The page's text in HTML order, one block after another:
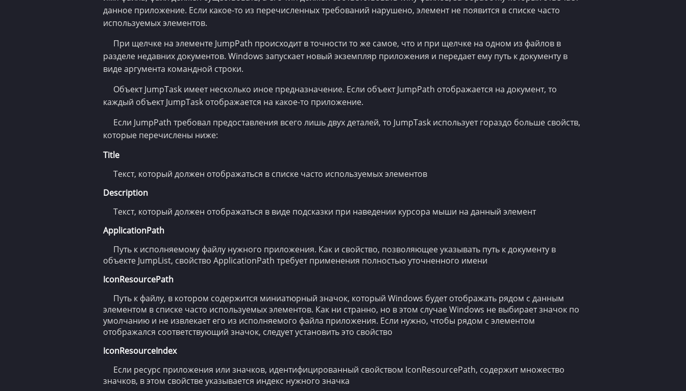
данное приложение. Если какое-то из перечисленных требований нарушено, элемент не появится в списке часто
используемых элементов.
При щелчке на элементе JumpPath происходит в точности то же самое, что и при щелчке на одном из файлов в
разделе недавних документов. Windows запускает новый экземпляр приложения и передает ему путь к документу в
виде аргумента командной строки.
Объект JumpTask имеет несколько иное предназначение. Если объект JumpPath отображается на документ, то
каждый объект JumpTask отображается на какое-то приложение.
Если JumpPath требовал предоставления всего лишь двух деталей, то JumpTask использует гораздо больше свойств,
которые перечислены ниже:
Title
Текст, который должен отображаться в списке часто используемых элементов
Description
Текст, который должен отображаться в виде подсказки при наведении курсора мыши на данный элемент
ApplicationPath
Путь к исполняемому файлу нужного приложения. Как и свойство, позволяющее указывать путь к документу в
объекте JumpList, свойство ApplicationPath требует применения полностью уточненного имени
IconResourcePath
Путь к файлу, в котором содержится миниатюрный значок, который Windows будет отображать рядом с данным
элементом в списке часто используемых элементов. Как ни странно, но в этом случае Windows не выбирает значок по
умолчанию и не извлекает его из исполняемого файла приложения. Если нужно, чтобы рядом с элементом
отображался соответствующий значок, следует установить это свойство
IconResourceIndex
Если ресурс приложения или значков, идентифицированный свойством IconResourcePath, содержит множество
значков, в этом свойстве указывается индекс нужного значка